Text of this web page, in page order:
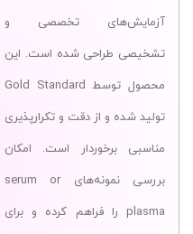
آزمایش‌های تخصصی و
تشخیصی طراحی شده است. این
محصول توسط Gold Standard
تولید شده و از دقت و تکرارپذیری
مناسبی برخوردار است. امکان
بررسی نمونه‌های serum or
plasma را فراهم کرده و برای